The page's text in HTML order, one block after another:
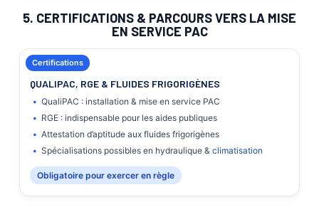
5. CERTIFICATIONS & PARCOURS VERS LA MISE
EN SERVICE PAC
Certifications
QUALIPAC, RGE & FLUIDES FRIGORIGÈNES
QualiPAC : installation & mise en service PAC
RGE : indispensable pour les aides publiques
Attestation d’aptitude aux fluides frigorigènes
Spécialisations possibles en hydraulique & climatisation
Obligatoire pour exercer en règle